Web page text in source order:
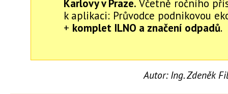
Karlovy v Praze. Včetně ročního
k aplikaci: Průvodce podnikovou
+ komplet ILNO a značení odpadů.
Autor: Ing. Zdeněk